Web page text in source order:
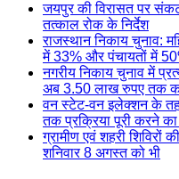
जयपुर की विरासत पर
तत्काल रोक के निर्देश
राजस्थान निकाय चुनाव:
में 33% और पंचायतों में
नगरीय निकाय चुनाव में
अब 3.50 लाख रुपए तक
वन स्टेट-वन इलेक्शन के
तक प्रक्रिया पूरी करने का
ग्रामीण एवं शहरी शिविरों
शनिवार 8 अगस्त को भी